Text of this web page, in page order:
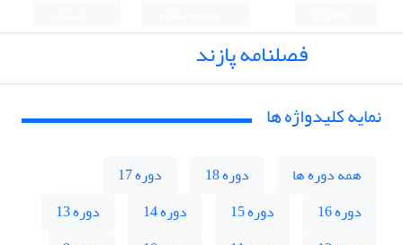
فصلنامه پازند
نمایه کلیدواژه ها
همه دوره ها دوره 18
دوره 17
دوره 16
دوره 15 دوره 14
دوره 13